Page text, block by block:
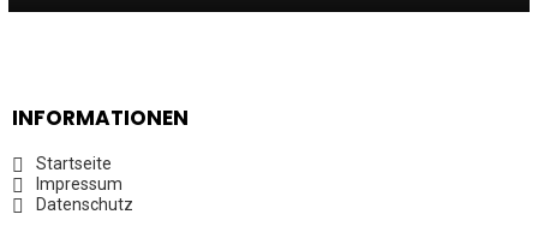
INFORMATIONEN
Startseite
Impressum
Datenschutz